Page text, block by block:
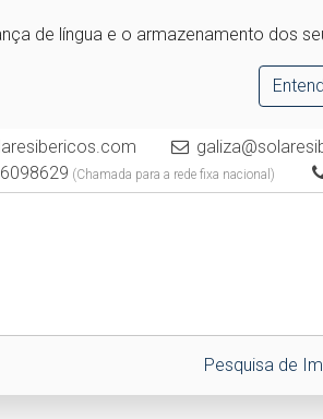
de língua e o armazenamento dos
(Chamada para a rede fixa nacional)
Pesquisa de